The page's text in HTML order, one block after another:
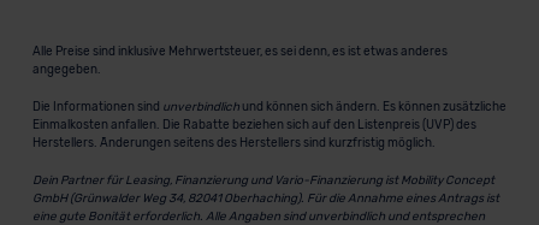
Alle Preise sind inklusive Mehrwertsteuer, es sei denn, es ist etwas anderes
angegeben.
Die Informationen sind unverbindlichund können sich ändern. Es können zusätzliche
Einmalkosten anfallen. Die Rabatte beziehen sich auf den Listenpreis (UVP) des
Herstellers. Änderungen seitens des Herstellers sind kurzfristig möglich.
Dein Partner für Leasing, Finanzierung und Vario-Finanzierung ist Mobility Concept
GmbH (Grünwalder Weg 34, 82041 Oberhaching). Für die Annahme eines Antrags ist
eine gute Bonität erforderlich. Alle Angaben sind unverbindlich und entsprechen